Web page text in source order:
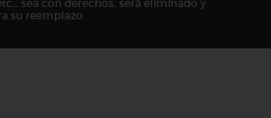
sea con derechos, será eliminado y
su reemplazo.